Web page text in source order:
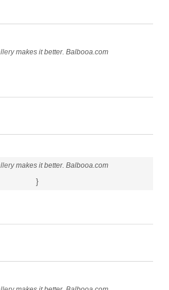
makes it better. Balbooa.com
makes it better. Balbooa.com
}